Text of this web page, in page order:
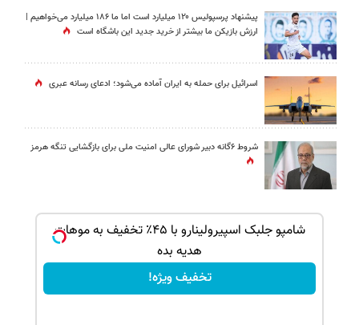
پیشنهاد پرسپولیس ۱۲۰ میلیارد است اما ما ۱۸۶ میلیارد می‌خواهیم |
ارزش بازیکن ما بیشتر از خرید جدید این باشگاه است
اسرائیل برای حمله به ایران آماده می‌شود؛ ادعای رسانه عبری
شروط ۶گانه دبیر شورای عالی امنیت ملی برای بازگشایی تنگه هرمز
شامپو جلبک اسپیرولینارو با ۴۵٪ تخفیف به موهات
هدیه بده
تخفیف ویژه!